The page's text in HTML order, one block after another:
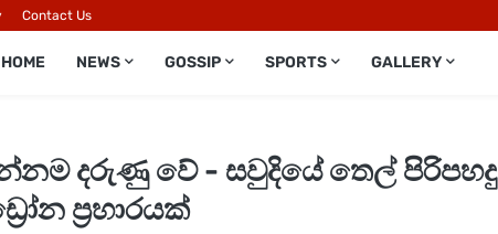
Contact Us
HOME NEWS GOSSIP SPORTS GALLERY
දරුණු වේ - සවුදියේ තෙල් පිරිපහදු
ප්‍රහාරයක්